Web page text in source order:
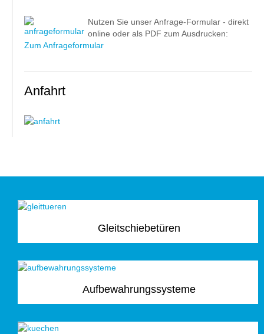
Nutzen Sie unser Anfrage-Formular - direkt
online oder als PDF zum Ausdrucken:
Zum Anfrageformular
Anfahrt
Gleitschiebetüren
Aufbewahrungssysteme